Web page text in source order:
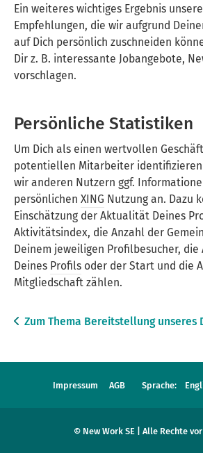
Ein weiteres wichtiges Ergebnis
Empfehlungen, die wir aufgrund
auf Dich persönlich zuschneiden
Dir z. B. interessante Jobangebote,
vorschlagen.
Persönliche Statistiken
Um Dich als einen wertvollen
potentiellen Mitarbeiter identifizieren
wir anderen Nutzern ggf.
persönlichen XING Nutzung an. Dazu
Einschätzung der Aktualität Deines
Aktivitätsindex, die Anzahl der
Deinem jeweiligen Profilbesucher, die
Deines Profils oder der Start und die
Mitgliedschaft zählen.
Zum Thema Bereitstellung unseres
Impressum AGB Sprache:
© New Work SE | Alle Rechte